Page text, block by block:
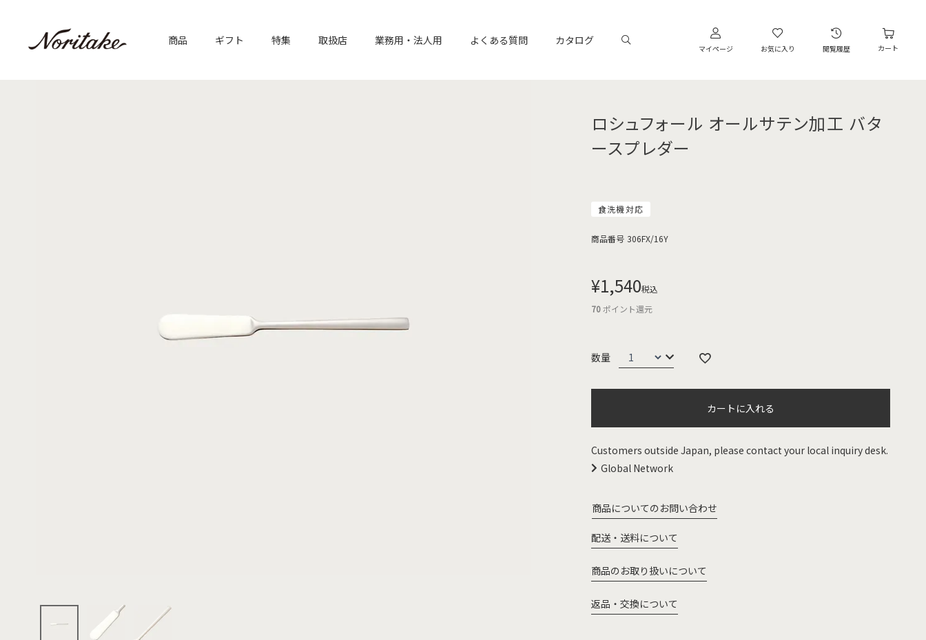
商品 ギフト 特集 取扱店 業務用・法人用 よくある質問 カタログ
マイページ お気に入り 閲覧履歴 カート
ロシュフォール オールサテン加工 バタ
ースプレダー
食洗機対応
商品番号 306FX/16Y
¥1,540税込
70ポイント還元
カートに入れる
Customers outside Japan, please contact your local inquiry desk.
Global Network
商品についてのお問い合わせ
配送・送料について
商品のお取り扱いについて
返品・交換について